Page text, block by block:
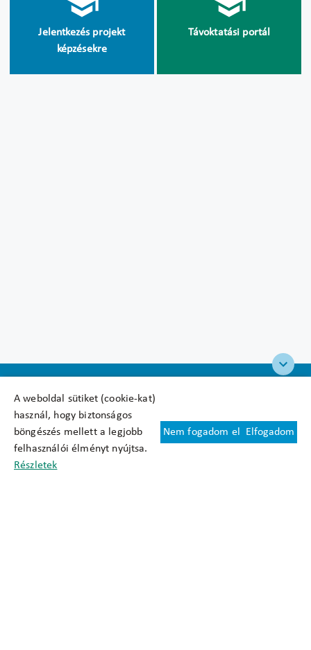
A weboldal sütiket (cookie-kat)
használ, hogy biztonságos
böngészés mellett a legjobb
felhasználói élményt nyújtsa.
Részletek
Nem fogadom el Elfogadom
Jelentkezés projekt
képzésekre
Távoktatási portál
Felhasználási feltételek